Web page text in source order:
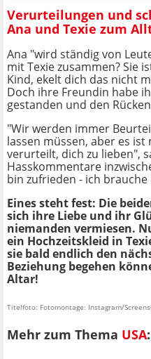
Verurteilungen und
Ana und Texie zum
Ana "wird ständig von
mit Texie zusammen? Sie
Kind, ekelt dich das nicht
Doch ihre Freundin habe
gestanden und den
"Wir werden immer
lassen müssen, aber es
verurteilt, dich zu lieben",
Hasskommentare
bin zufrieden - ich
Eines steht fest: Die
sich ihre Liebe und ihr
niemanden vermiesen.
ein Hochzeitskleid in
sie bald endlich den
Beziehung begehen
Altar!
Titelfoto: Fotomontage: Instagram/
Mehr zum Thema USA: